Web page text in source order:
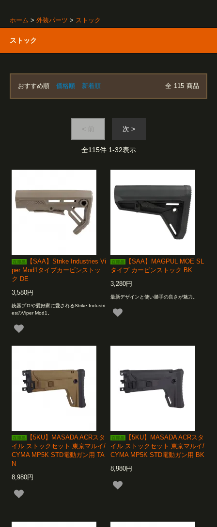
ホーム > 外装パーツ > ストック
ストック
おすすめ順 価格順 新着順 全 115 商品
< 前 次 >
全115件 1-32表示
【SAA】Strike Industries Vi
per Mod1タイプカービンストッ
ク DE
3,580円
銃器プロや愛好家に愛されるStrike Industri
esのViper Mod1。
【SAA】MAGPUL MOE SL
タイプ カービンストック BK
3,280円
最新デザインと使い勝手の良さが魅力。
【5KU】MASADA ACRスタ
イル ストックセット 東京マルイ/
CYMA MP5K STD電動ガン用 TA
N
8,980円
【5KU】MASADA ACRスタ
イル ストックセット 東京マルイ/
CYMA MP5K STD電動ガン用 BK
8,980円